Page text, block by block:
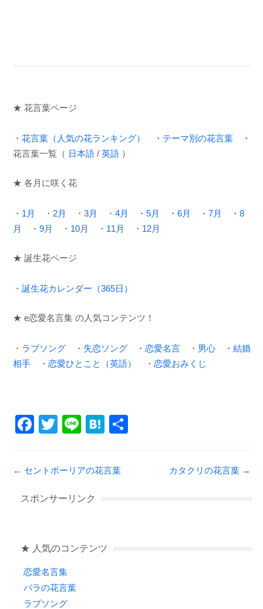
★ 花言葉ページ
・ 花言葉（人気の花ランキング） ・ テーマ別の花言葉 ・
花言葉一覧（ 日本語 / 英語 ）
★ 各月に咲く花
・ 1月 ・ 2月 ・ 3月 ・ 4月 ・ 5月 ・ 6月 ・ 7月 ・ 8
月
・ 9月 ・ 10月 ・ 11月 ・ 12月
★ 誕生花ページ
・ 誕生花カレンダー（365日）
★ e恋愛名言集 の人気コンテンツ！
・ ラブソング ・ 失恋ソング ・ 恋愛名言 ・ 男心 ・ 結婚
相手 ・ 恋愛ひとこと（英語） ・ 恋愛おみくじ
F
e
b
k
T
tt
er
Li
e
H
e
n
Post navigation
← セントポーリアの花言葉 カタクリの花言葉 →
スポンサーリンク
★ 人気のコンテンツ
恋愛名言集
バラの花言葉
ラブソング